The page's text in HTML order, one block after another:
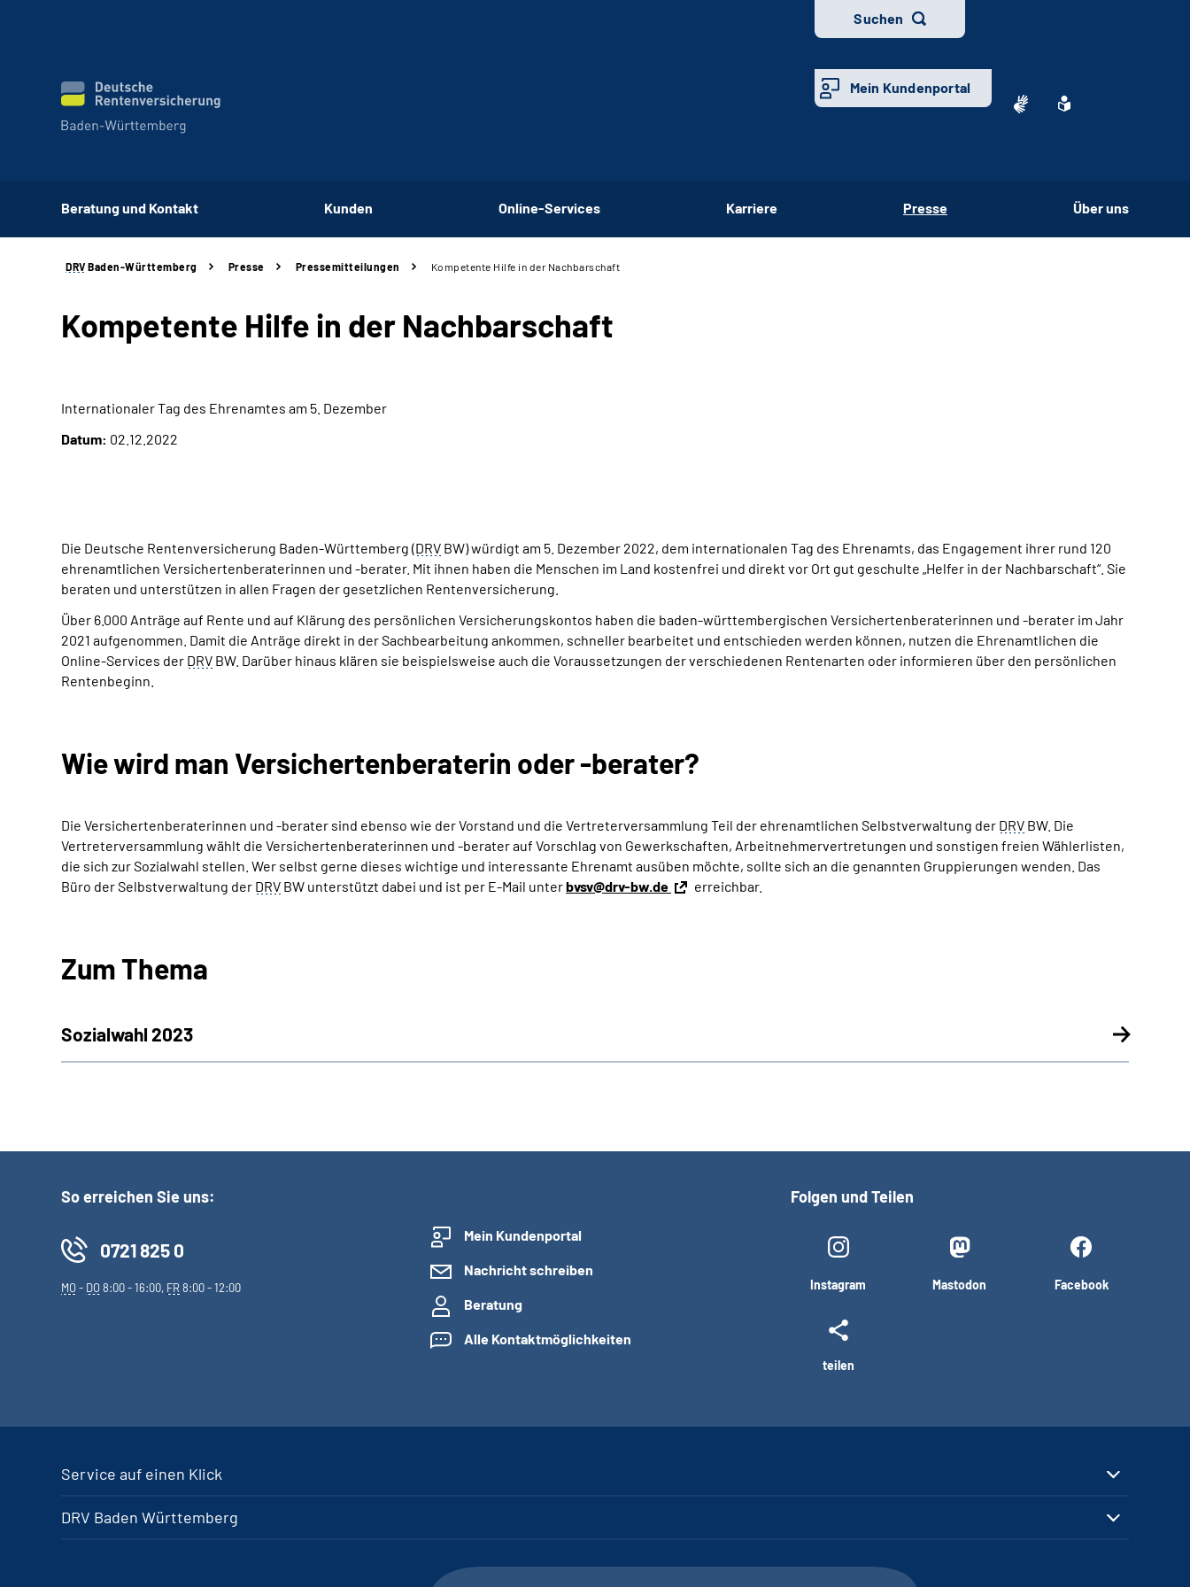
Suchen
Mein Kundenportal
Beratung und Kontakt Kunden Online-Services Karriere Presse Über uns
DRV Baden-Württemberg Presse Pressemitteilungen Kompetente Hilfe in der Nachbarschaft
Kompetente Hilfe in der Nachbarschaft
Internationaler Tag des Ehrenamtes am 5. Dezember
Datum: 02.12.2022
Die Deutsche Rentenversicherung Baden-Württemberg (DRV BW) würdigt am 5. Dezember 2022, dem internationalen Tag des Ehrenamts, das Engagement ihrer rund 120
ehrenamtlichen Versichertenberaterinnen und -berater. Mit ihnen haben die Menschen im Land kostenfrei und direkt vor Ort gut geschulte „Helfer in der Nachbarschaft“. Sie
beraten und unterstützen in allen Fragen der gesetzlichen Rentenversicherung.
Über 6.000 Anträge auf Rente und auf Klärung des persönlichen Versicherungskontos haben die baden-württembergischen Versichertenberaterinnen und -berater im Jahr
2021 aufgenommen. Damit die Anträge direkt in der Sachbearbeitung ankommen, schneller bearbeitet und entschieden werden können, nutzen die Ehrenamtlichen die
Online-Services der DRV BW. Darüber hinaus klären sie beispielsweise auch die Voraussetzungen der verschiedenen Rentenarten oder informieren über den persönlichen
Rentenbeginn.
Wie wird man Versichertenberaterin oder -berater?
Die Versichertenberaterinnen und -berater sind ebenso wie der Vorstand und die Vertreterversammlung Teil der ehrenamtlichen Selbstverwaltung der DRV BW. Die
Vertreterversammlung wählt die Versichertenberaterinnen und -berater auf Vorschlag von Gewerkschaften, Arbeitnehmervertretungen und sonstigen freien Wählerlisten,
die sich zur Sozialwahl stellen. Wer selbst gerne dieses wichtige und interessante Ehrenamt ausüben möchte, sollte sich an die genannten Gruppierungen wenden. Das
Büro der Selbstverwaltung der DRV BW unterstützt dabei und ist per E-Mail unterbvsv@drv-bw.de erreichbar.
Zum Thema
Sozialwahl 2023
So erreichen Sie uns:
0721 825 0
MO- DO8:00 - 16:00, FR8:00 - 12:00
Mein Kundenportal
Nachricht schreiben
Beratung
Alle Kontaktmöglichkeiten
Folgen und Teilen
Instagram Mastodon Facebook
teilen
Service auf einen Klick
DRV Baden Württemberg